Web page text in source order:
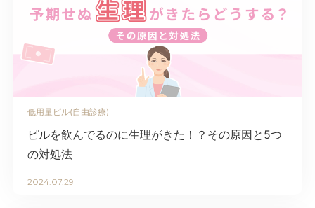
低用量ピル(自由診療)
ピルを飲んでるのに生理がきた！？その原因と5つ
の対処法
2024.07.29